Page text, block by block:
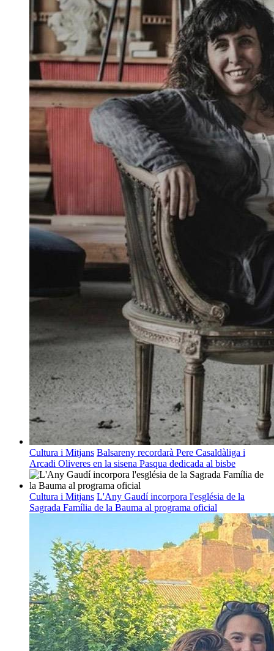
Cultura i Mitjans Balsareny recordarà Pere Casaldàliga i
Arcadi Oliveres en la sisena Pasqua dedicada al bisbe
Cultura i Mitjans L'Any Gaudí incorpora l'església de la
Sagrada Família de la Bauma al programa oficial